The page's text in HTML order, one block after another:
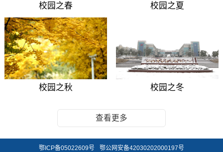
校园之春 校园之夏
校园之秋 校园之冬
查看更多
鄂ICP备05022609号
鄂公网安备42030202000197号